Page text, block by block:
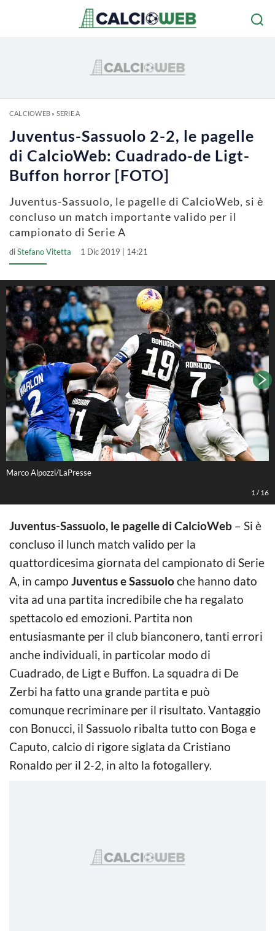
CALCIOWEB» SERIE A
Juventus-Sassuolo 2-2, le pagelle
di CalcioWeb: Cuadrado-de Ligt-
Buffon horror [FOTO]
Juventus-Sassuolo, le pagelle di CalcioWeb, si è
concluso un match importante valido per il
campionato di Serie A
diStefano Vitetta 1 Dic 2019 | 14:21
Marco Alpozzi/LaPresse
1 /16
Juventus-Sassuolo, le pagelle di CalcioWeb – Si è
concluso il lunch match valido per la
quattordicesima giornata del campionato di Serie
A, in campo Juventus e Sassuoloche hanno dato
vita ad una partita incredibile che ha regalato
spettacolo ed emozioni. Partita non
entusiasmante per il club bianconero, tanti errori
anche individuali, in particolar modo di
Cuadrado, de Ligt e Buffon. La squadra di De
Zerbi ha fatto una grande partita e può
comunque recriminare per il risultato. Vantaggio
con Bonucci, il Sassuolo ribalta tutto con Boga e
Caputo, calcio di rigore siglata da Cristiano
Ronaldo per il 2-2, in alto la fotogallery.